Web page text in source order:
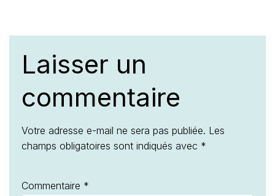
Laisser un
commentaire
Votre adresse e-mail ne sera pas publiée. Les
champs obligatoires sont indiqués avec *
Commentaire *